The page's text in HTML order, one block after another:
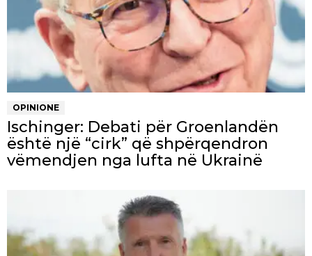
OPINIONE
Ischinger: Debati për Groenlandën
është një “cirk” që shpërqendron
vëmendjen nga lufta në Ukrainë